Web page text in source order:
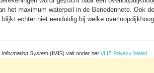
het maximum waterpeil in de Benedennete. Ook
echter niet eenduidig bij welke
System (IMIS) valt onder het VLIZ Privacy beleid